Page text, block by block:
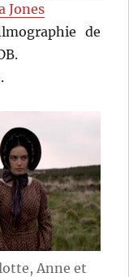
Jones
de
Anne et